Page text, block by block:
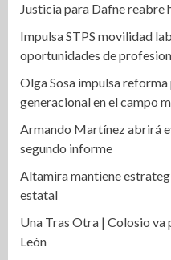
Justicia para Dafne reabre
Impulsa STPS movilidad
oportunidades de
Olga Sosa impulsa
generacional en el campo
Armando Martínez abrirá
segundo informe
Altamira mantiene
estatal
Una Tras Otra | Colosio va
León